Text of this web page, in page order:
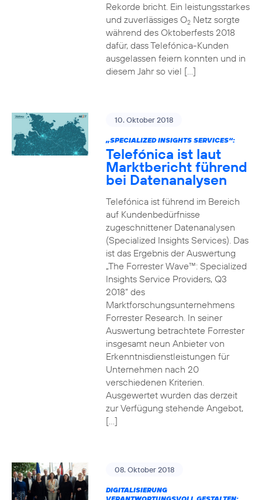
Rekorde bricht. Ein leistungsstarkes
und zuverlässiges O2Netz sorgte
während des Oktoberfests 2018
dafür, dass Telefónica-Kunden
ausgelassen feiern konnten und in
diesem Jahr so viel […]
10. Oktober 2018
„SPECIALIZED INSIGHTS SERVICES“:
Telefónica ist laut
Marktbericht führend
bei Datenanalysen
Telefónica ist führend im Bereich
auf Kundenbedürfnisse
zugeschnittener Datenanalysen
(Specialized Insights Services). Das
ist das Ergebnis der Auswertung
„The Forrester Wave™: Specialized
Insights Service Providers, Q3
2018“ des
Marktforschungsunternehmens
Forrester Research. In seiner
Auswertung betrachtete Forrester
insgesamt neun Anbieter von
Erkenntnisdienstleistungen für
Unternehmen nach 20
verschiedenen Kriterien.
Ausgewertet wurden das derzeit
zur Verfügung stehende Angebot,
[…]
08. Oktober 2018
DIGITALISIERUNG